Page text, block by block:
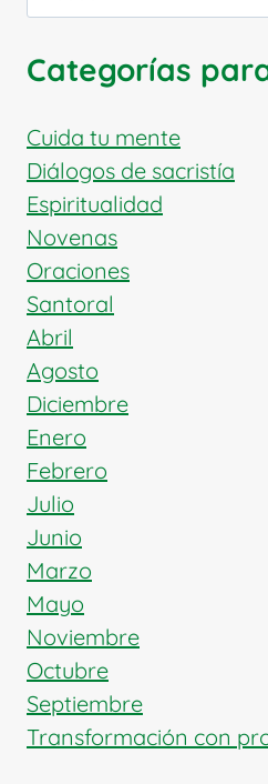
Categorías
Cuida tu mente
Diálogos de sacristía
Espiritualidad
Novenas
Oraciones
Santoral
Abril
Agosto
Diciembre
Enero
Febrero
Julio
Junio
Marzo
Mayo
Noviembre
Octubre
Septiembre
Transformación con